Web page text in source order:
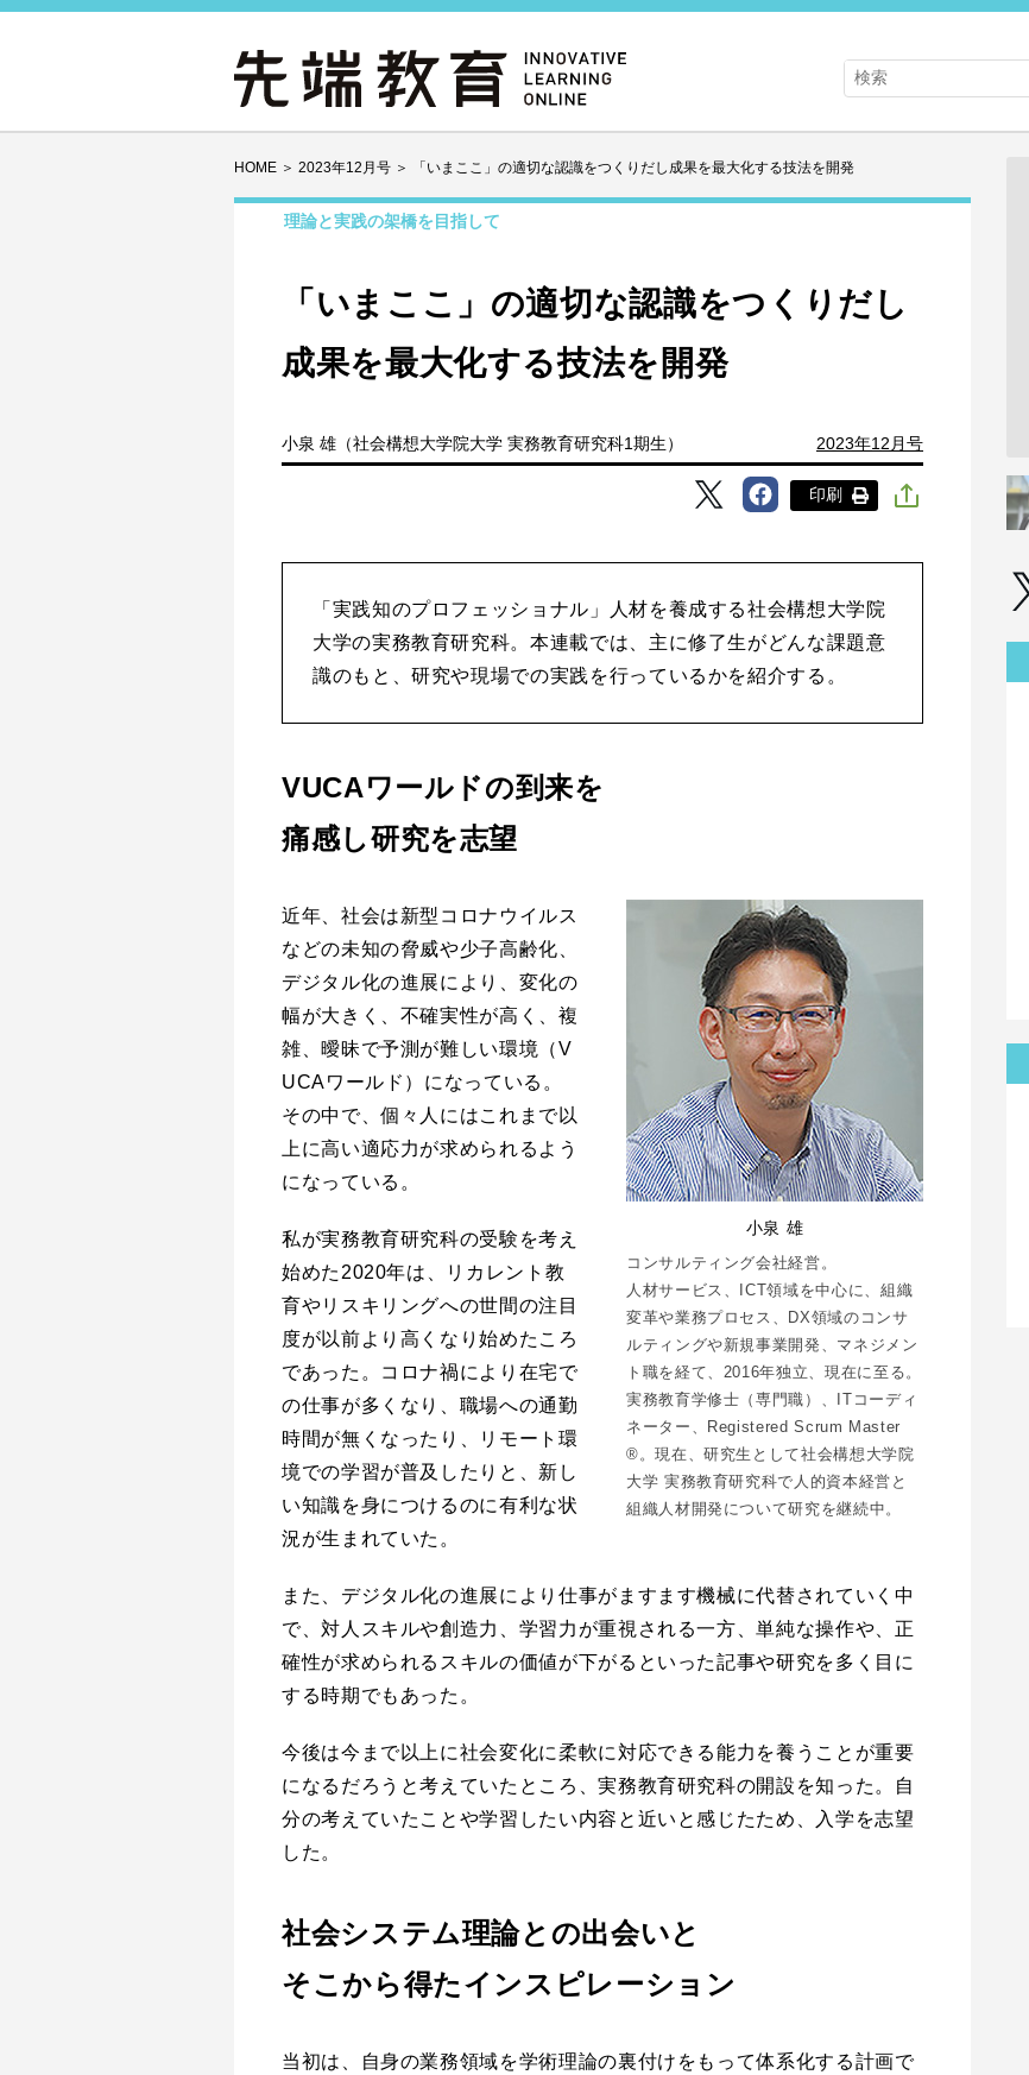
HOME ＞ 2023年12月号 ＞ 「いまここ」の適切な認識をつくりだし成果を最大化する技法を開発
理論と実践の架橋を目指して
「いまここ」の適切な認識をつくりだし
成果を最大化する技法を開発
小泉 雄（社会構想大学院大学 実務教育研究科1期生） 2023年12月号
印刷
「実践知のプロフェッショナル」人材を養成する社会構想大学院
大学の実務教育研究科。本連載では、主に修了生がどんな課題意
識のもと、研究や現場での実践を行っているかを紹介する。
VUCAワールドの到来を
痛感し研究を志望
小泉 雄
コンサルティング会社経営。
人材サービス、ICT領域を中心に、組織
変革や業務プロセス、DX領域のコンサ
ルティングや新規事業開発、マネジメン
ト職を経て、2016年独立、現在に至る。
実務教育学修士（専門職）、ITコーディ
ネーター、Registered Scrum Master
®。現在、研究生として社会構想大学院
大学 実務教育研究科で人的資本経営と
組織人材開発について研究を継続中。
近年、社会は新型コロナウイルス
などの未知の脅威や少子高齢化、
デジタル化の進展により、変化の
幅が大きく、不確実性が高く、複
雑、曖昧で予測が難しい環境（V
UCAワールド）になっている。
その中で、個々人にはこれまで以
上に高い適応力が求められるよう
になっている。
私が実務教育研究科の受験を考え
始めた2020年は、リカレント教
育やリスキリングへの世間の注目
度が以前より高くなり始めたころ
であった。コロナ禍により在宅で
の仕事が多くなり、職場への通勤
時間が無くなったり、リモート環
境での学習が普及したりと、新し
い知識を身につけるのに有利な状
況が生まれていた。
また、デジタル化の進展により仕事がますます機械に代替されていく中
で、対人スキルや創造力、学習力が重視される一方、単純な操作や、正
確性が求められるスキルの価値が下がるといった記事や研究を多く目に
する時期でもあった。
今後は今まで以上に社会変化に柔軟に対応できる能力を養うことが重要
になるだろうと考えていたところ、実務教育研究科の開設を知った。自
分の考えていたことや学習したい内容と近いと感じたため、入学を志望
した。
社会システム理論との出会いと
そこから得たインスピレーション
当初は、自身の業務領域を学術理論の裏付けをもって体系化する計画で